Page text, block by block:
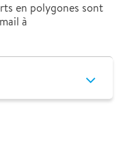
en polygones sont
à